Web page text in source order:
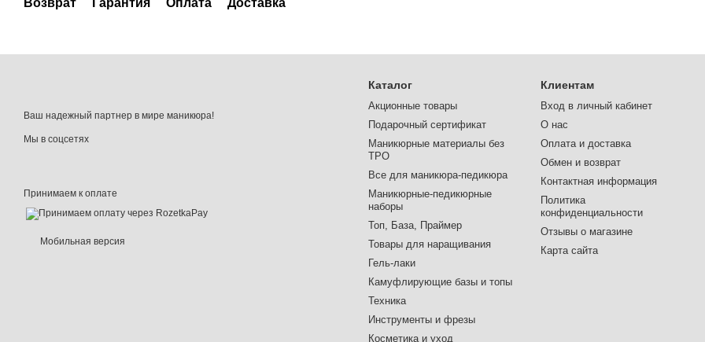
Возврат
Гарантия Оплата Доставка
Ваш надежный партнер в мире маникюра!
Мы в соцсетях
Принимаем к оплате
Мобильная версия
Каталог
Акционные товары
Подарочный сертификат
Маникюрные материалы без
TPO
Все для маникюра-педикюра
Маникюрные-педикюрные
наборы
Топ, База, Праймер
Товары для наращивания
Гель-лаки
Камуфлирующие базы и топы
Техника
Инструменты и фрезы
Косметика и уход
Клиентам
Вход в личный кабинет
О нас
Оплата и доставка
Обмен и возврат
Контактная информация
Политика
конфиденциальности
Отзывы о магазине
Карта сайта